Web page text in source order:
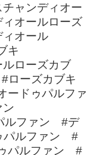
ャンディオー
オールローズ
オール
キ
ローズカブ
ローズカブキ
ドゥパルファ
ン
ルファン #デ
パルファン #
パルファン #